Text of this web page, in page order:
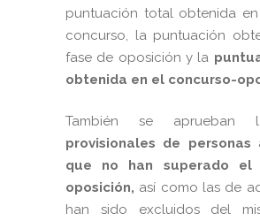
puntuación total obtenida
concurso, la puntuación
fase de oposición y la
obtenida en el concurso-
También se aprueban
provisionales de personas
que no han superado el
oposición, así como las de
han sido excluidos del